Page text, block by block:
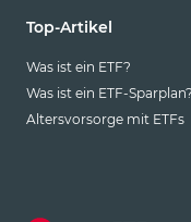
Top-Artikel
Was ist ein ETF?
Was ist ein ETF-Sparplan?
Altersvorsorge mit ETFs